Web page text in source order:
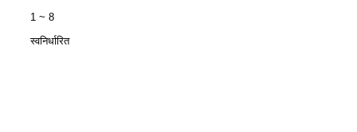
1 ~ 8
स्वनिर्धारित